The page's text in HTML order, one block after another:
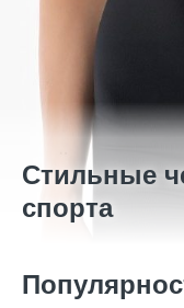
Стильные
спорта